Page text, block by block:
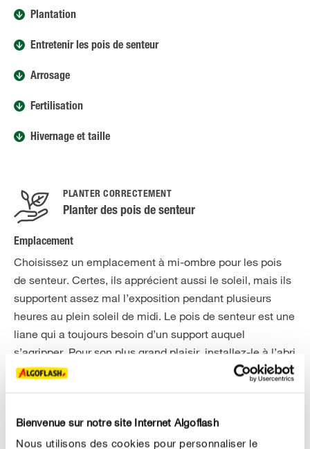
Bienvenue sur notre site Internet Algoflash
Nous utilisons des cookies pour personnaliser le
Plantation
Entretenir les pois de senteur
Arrosage
Fertilisation
Hivernage et taille
PLANTER CORRECTEMENT
Planter des pois de senteur
Emplacement
Choisissez un emplacement à mi-ombre pour les pois
de senteur. Certes, ils apprécient aussi le soleil, mais ils
supportent assez mal l’exposition pendant plusieurs
heures au plein soleil de midi. Le pois de senteur est une
liane qui a toujours besoin d’un support auquel
s’agripper. Pour son plus grand plaisir, installez-le à l’abri
du vent contre une clôture, un mur de maison ou entre
Plantation
La culture des pois de senteur est très simple, il n’est